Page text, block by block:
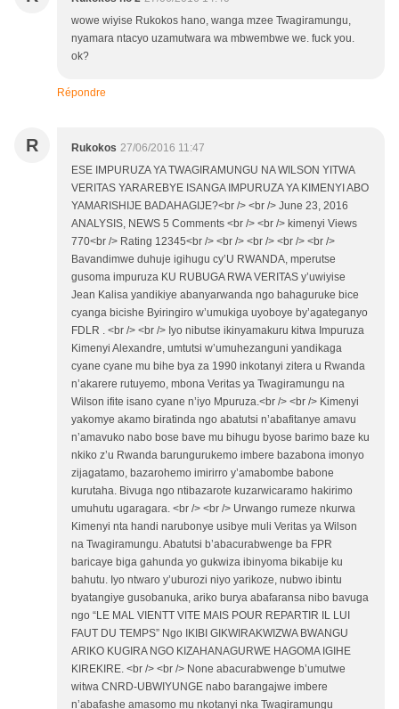
wowe wiyise Rukokos hano, wanga mzee Twagiramungu,
nyamara ntacyo uzamutwara wa mbwembwe we. fuck you.
ok?
Répondre
R Rukokos 27/06/2016 11:47
ESE IMPURUZA YA TWAGIRAMUNGU NA WILSON YITWA
VERITAS YARAREBYE ISANGA IMPURUZA YA KIMENYI ABO
YAMARISHIJE BADAHAGIJE?<br /> <br /> June 23, 2016
ANALYSIS, NEWS 5 Comments <br /> <br /> kimenyi Views
770<br /> Rating 12345<br /> <br /> <br /> <br /> <br />
Bavandimwe duhuje igihugu cy’U RWANDA, mperutse
gusoma impuruza KU RUBUGA RWA VERITAS y’uwiyise
Jean Kalisa yandikiye abanyarwanda ngo bahaguruke bice
cyanga bicishe Byiringiro w’umukiga uyoboye by’agateganyo
FDLR . <br /> <br /> Iyo nibutse ikinyamakuru kitwa Impuruza
Kimenyi Alexandre, umtutsi w’umuhezanguni yandikaga
cyane cyane mu bihe bya za 1990 inkotanyi zitera u Rwanda
n’akarere rutuyemo, mbona Veritas ya Twagiramungu na
Wilson ifite isano cyane n’iyo Mpuruza.<br /> <br /> Kimenyi
yakomye akamo biratinda ngo abatutsi n’abafitanye amavu
n’amavuko nabo bose bave mu bihugu byose barimo baze ku
nkiko z’u Rwanda barungurukemo imbere bazabona imonyo
zijagatamo, bazarohemo imirirro y’amabombe babone
kurutaha. Bivuga ngo ntibazarote kuzarwicaramo hakirimo
umuhutu ugaragara. <br /> <br /> Urwango rumeze nkurwa
Kimenyi nta handi narubonye usibye muli Veritas ya Wilson
na Twagiramungu. Abatutsi b’abacurabwenge ba FPR
baricaye biga gahunda yo gukwiza ibinyoma bikabije ku
bahutu. Iyo ntwaro y’uburozi niyo yarikoze, nubwo ibintu
byatangiye gusobanuka, ariko burya abafaransa nibo bavuga
ngo “LE MAL VIENTT VITE MAIS POUR REPARTIR IL LUI
FAUT DU TEMPS” Ngo IKIBI GIKWIRAKWIZWA BWANGU
ARIKO KUGIRA NGO KIZAHANAGURWE HAGOMA IGIHE
KIREKIRE. <br /> <br /> None abacurabwenge b’umutwe
witwa CNRD-UBWIYUNGE nabo barangajwe imbere
n’abafashe amasomo mu nkotanyi nka Twagiramungu